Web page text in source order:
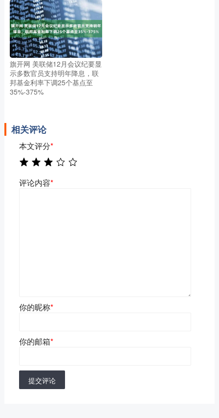
旗开网 美联储12月会议纪要显
示多数官员支持明年降息，联
邦基金利率下调25个基点至
35%-375%
相关评论
本文评分*
评论内容*
你的昵称*
你的邮箱*
提交评论